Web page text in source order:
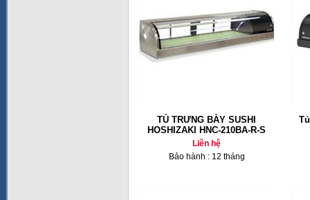
TỦ TRƯNG BÀY SUSHI
HOSHIZAKI HNC-210BA-R-S
Liên hệ
Bảo hành : 12 tháng